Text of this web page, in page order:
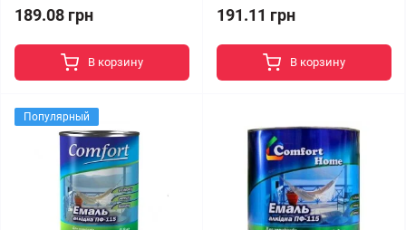
189.08 грн
В корзину
191.11 грн
В корзину
Популярный